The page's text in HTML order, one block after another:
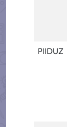
PIIDUZ